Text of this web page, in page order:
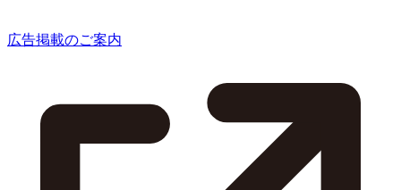
広告掲載のご案内